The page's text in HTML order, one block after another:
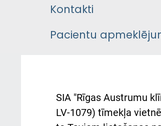
Kontakti
Pacientu
Pacienta
atsauksmju/sūdzību
SIA "Rīgas Austrumu
LV-1079) tīmekļa